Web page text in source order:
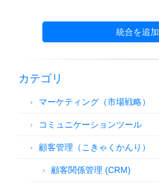
統合を追加
カテゴリ
マーケティング（市場戦略）
コミュニケーションツール
顧客管理（こきゃくかんり）
顧客関係管理 (CRM)